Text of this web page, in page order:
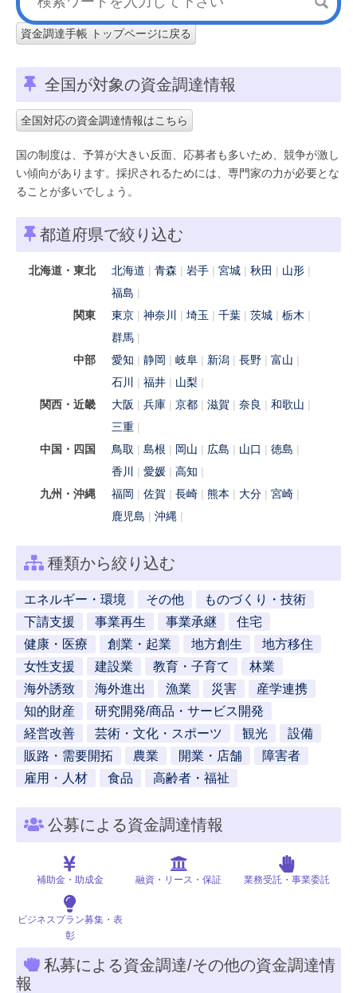
資金調達手帳 トップページに戻る
全国が対象の資金調達情報
全国対応の資金調達情報はこちら
国の制度は、予算が大きい反面、応募者も多いため、競争が激し
い傾向があります。採択されるためには、専門家の力が必要とな
ることが多いでしょう。
都道府県で絞り込む
北海道・東北 北海道 青森 岩手 宮城 秋田
山形
福島
関東
東京 神奈川 埼玉 千葉 茨城
栃木
群馬
中部
愛知 静岡 岐阜 新潟 長野
富山
石川
福井
山梨
関西・近畿
大阪 兵庫 京都 滋賀 奈良
和歌山
三重
中国・四国
鳥取 島根 岡山 広島 山口
徳島
香川
愛媛
高知
九州・沖縄
福岡 佐賀 長崎 熊本 大分
宮崎
鹿児島
沖縄
種類から絞り込む
エネルギー・環境 その他
ものづくり・技術
下請支援
事業再生 事業承継
住宅
健康・医療
創業・起業 地方創生
地方移住
女性支援
建設業 教育・子育て
林業
海外誘致
海外進出 漁業 災害
産学連携
知的財産
研究開発/商品・サービス開発
経営改善
芸術・文化・スポーツ 観光
設備
販路・需要開拓
農業 開業・店舗
障害者
雇用・人材
食品 高齢者・福祉
公募による資金調達情報
補助金・助成金 融資・リース・保証 業務受託・事業委託
ビジネスプラン募集・表
彰
私募による資金調達/その他の資金調達情
報